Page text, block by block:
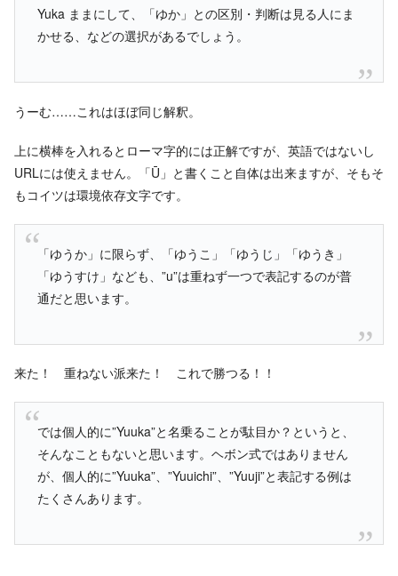
Yuka ままにして、「ゆか」との区別・判断は見る人にま
かせる、などの選択があるでしょう。
うーむ……これはほぼ同じ解釈。
上に横棒を入れるとローマ字的には正解ですが、英語ではないし
URLには使えません。「Ū」と書くこと自体は出来ますが、そもそ
もコイツは環境依存文字です。
「ゆうか」に限らず、「ゆうこ」「ゆうじ」「ゆうき」
「ゆうすけ」なども、”u”は重ねず一つで表記するのが普
通だと思います。
来た！ 重ねない派来た！ これで勝つる！！
では個人的に”Yuuka”と名乗ることが駄目か？というと、
そんなこともないと思います。ヘボン式ではありません
が、個人的に”Yuuka”、”Yuuichi”、”Yuuji”と表記する例は
たくさんあります。